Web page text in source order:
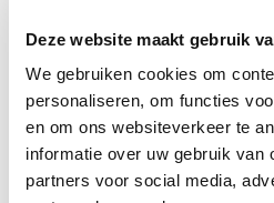
Deze website maakt gebruik
We gebruiken cookies om
personaliseren, om functies
en om ons websiteverkeer te
informatie over uw gebruik van
partners voor social media,
De Groene Os Huid